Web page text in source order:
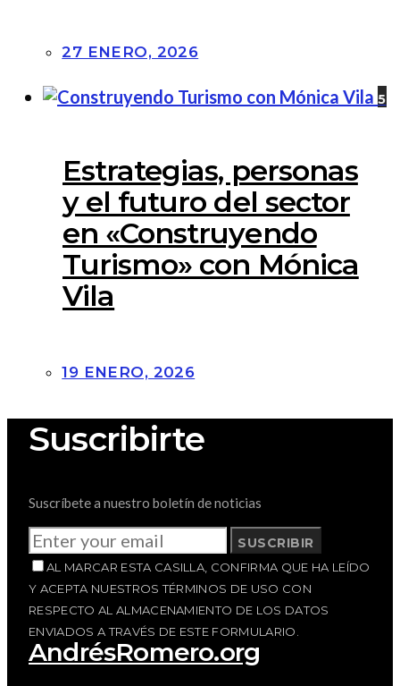
27 ENERO, 2026
5
Estrategias, personas
y el futuro del sector
en «Construyendo
Turismo» con Mónica
Vila
19 ENERO, 2026
Suscribirte
Suscríbete a nuestro boletín de noticias
SUSCRIBIR
AL MARCAR ESTA CASILLA, CONFIRMA QUE HA LEÍDO
Y ACEPTA NUESTROS TÉRMINOS DE USO CON
RESPECTO AL ALMACENAMIENTO DE LOS DATOS
ENVIADOS A TRAVÉS DE ESTE FORMULARIO.
AndrésRomero.org